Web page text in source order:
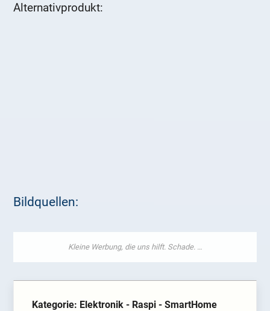
Alternativprodukt:
Bildquellen:
Kategorie: Elektronik - Raspi - SmartHome